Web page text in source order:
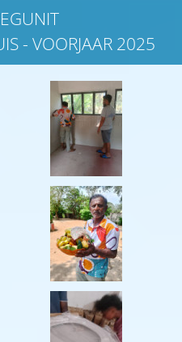
- VOORJAAR 2025